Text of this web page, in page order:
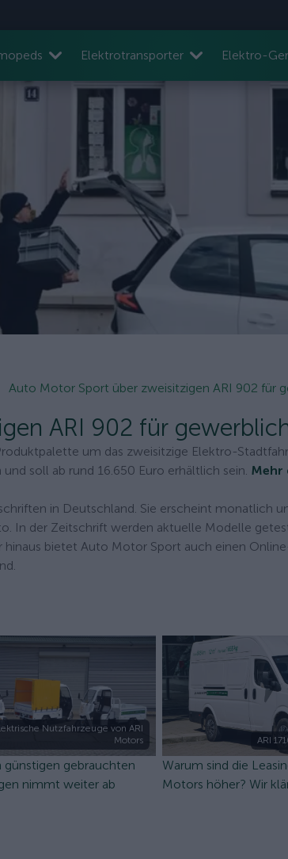
Elektrotransporter Elektro-
Auto Motor Sport über zweisitzigen ARI 902 für
ARI 902 für
um das zweisitzige Elektro-
soll ab rund 16.650 Euro erhältlich sein. Mehr
in Deutschland. Sie erscheint monatlich
In der Zeitschrift werden aktuelle Modelle
bietet Auto Motor Sport auch einen
Nutzfahrzeuge von ARI
Motors
günstigen gebrauchten
nimmt weiter ab
ARI
Warum sind die
Motors höher? Wir